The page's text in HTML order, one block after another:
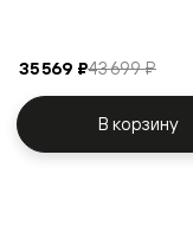
35 569 ₽43 699 ₽
В корзину